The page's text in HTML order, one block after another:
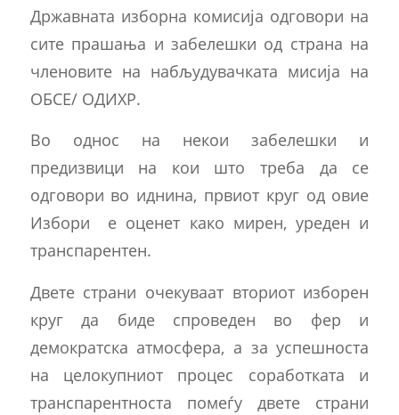
Државната изборна комисија одговори на
сите прашања и забелешки од страна на
членовите на набљудувачката мисија на
ОБСЕ/ ОДИХР.
Во однос на некои забелешки и
предизвици на кои што треба да се
одговори во иднина, првиот круг од овие
Избори е оценет како мирен, уреден и
транспарентен.
Двете страни очекуваат вториот изборен
круг да биде спроведен во фер и
демократска атмосфера, а за успешноста
на целокупниот процес соработката и
транспарентноста помеѓу двете страни